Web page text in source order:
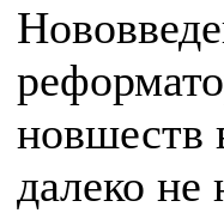
новшеств
далеко не